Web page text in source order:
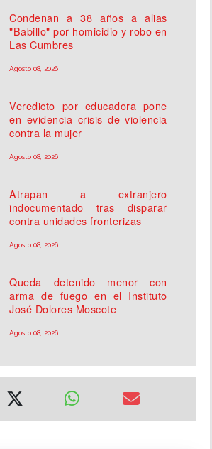
Condenan a 38 años a alias
"Babillo" por homicidio y robo en
Las Cumbres
Agosto 08, 2026
Veredicto por educadora pone
en evidencia crisis de violencia
contra la mujer
Agosto 08, 2026
Atrapan a extranjero
indocumentado tras disparar
contra unidades fronterizas
Agosto 08, 2026
Queda detenido menor con
arma de fuego en el Instituto
José Dolores Moscote
Agosto 08, 2026